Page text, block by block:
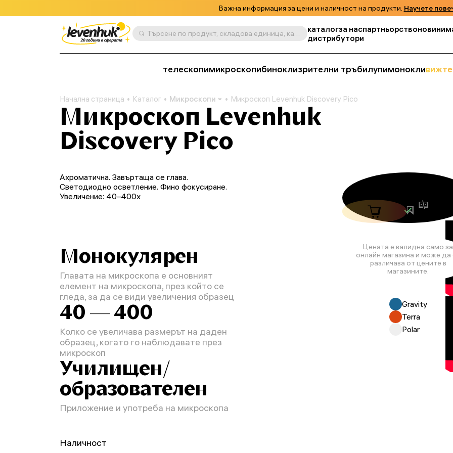
Важна информация за цени и наличност на продукти. Научете
Търсене по продукт, складова единица, категория и т.н. каталогза наспартньорствоновини
дистрибутори
телескопимикроскопибиноклизрителни тръбилупимонокли
Начална страница Каталог Микроскопи Микроскоп Levenhuk Discovery Pico
Микроскоп Levenhuk
Discovery Pico
Цената е валидна само за
онлайн магазина и може да
различава от цените в
магазините.
Gravity
Terra
Polar
Ахроматична. Завъртаща се глава.
Светодиодно осветление. Фино фокусиране.
Увеличение: 40–400x
Монокулярен
Главата на микроскопа е основният
елемент на микроскопа, през който се
гледа, за да се види увеличения образец
40 — 400
Колко се увеличава размерът на даден
образец, когато го наблюдавате през
микроскоп
Училищен/
образователен
Приложение и употреба на микроскопа
Наличност